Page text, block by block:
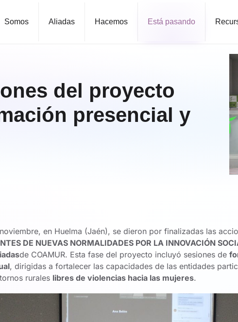
Somos Aliadas Hacemos Está pasando
del proyecto
presencial y
en Huelma (Jaén), se dieron por finalizadas las
DE NUEVAS NORMALIDADES POR LA INNOVACIÓN
de COAMUR. Esta fase del proyecto incluyó sesiones de
, dirigidas a fortalecer las capacidades de las entidades
rurales libres de violencias hacia las mujeres.